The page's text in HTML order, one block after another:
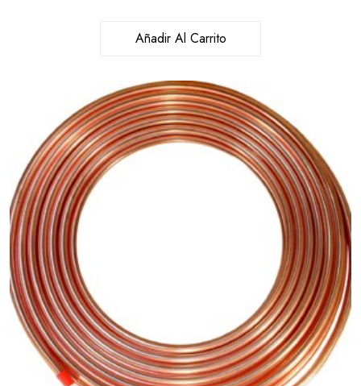
Añadir Al Carrito